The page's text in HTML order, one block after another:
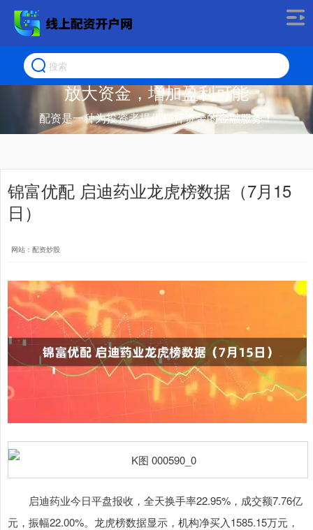
放大资金，增加盈利可能
配资是一种为投资者提供杠杆资金的金融服务！
锦富优配 启迪药业龙虎榜数据（7月15
日）
网站：配资炒股
启迪药业今日平盘报收，全天换手率22.95%，成交额7.76亿
元，振幅22.00%。龙虎榜数据显示，机构净买入1585.15万元，